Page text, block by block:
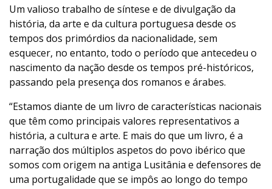
Um valioso trabalho de síntese e de divulgação da
história, da arte e da cultura portuguesa desde os
tempos dos primórdios da nacionalidade, sem
esquecer, no entanto, todo o período que antecedeu o
nascimento da nação desde os tempos pré-históricos,
passando pela presença dos romanos e árabes.
“Estamos diante de um livro de características nacionais
que têm como principais valores representativos a
história, a cultura e arte. E mais do que um livro, é a
narração dos múltiplos aspetos do povo ibérico que
somos com origem na antiga Lusitânia e defensores de
uma portugalidade que se impôs ao longo do tempo